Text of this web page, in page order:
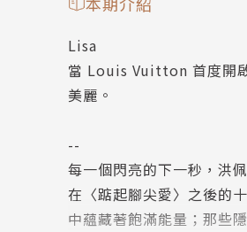
Lisa
當 Louis Vuitton 首度開
美麗。
--
每一個閃亮的下一秒，洪
在〈踮起腳尖愛〉之後的
中蘊藏著飽滿能量；那些